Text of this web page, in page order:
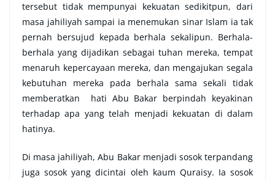
tersebut tidak mempunyai kekuatan sedikitpun, dari
masa jahiliyah sampai ia menemukan sinar Islam ia tak
pernah bersujud kepada berhala sekalipun. Berhala-
berhala yang dijadikan sebagai tuhan mereka, tempat
menaruh kepercayaan mereka, dan mengajukan segala
kebutuhan mereka pada berhala sama sekali tidak
memberatkan hati Abu Bakar berpindah keyakinan
terhadap apa yang telah menjadi kekuatan di dalam
hatinya.
Di masa jahiliyah, Abu Bakar menjadi sosok terpandang
juga sosok yang dicintai oleh kaum Quraisy. Ia sosok